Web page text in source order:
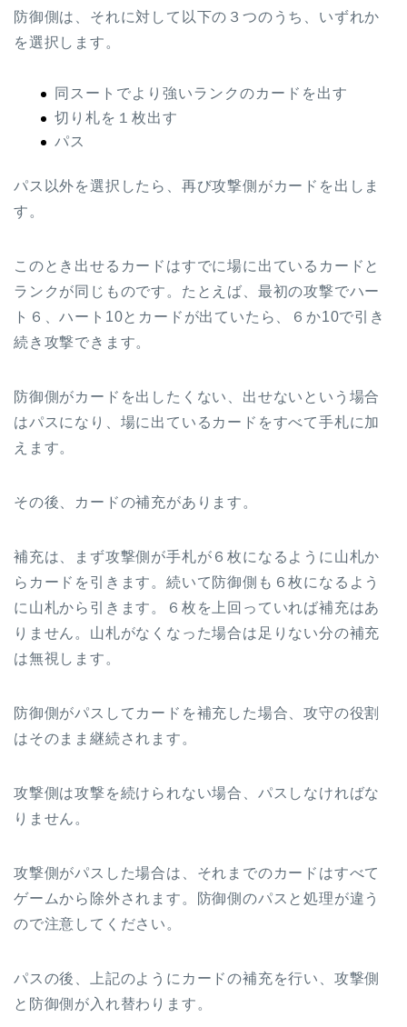
防御側は、それに対して以下の３つのうち、いずれか
を選択します。
同スートでより強いランクのカードを出す
切り札を１枚出す
パス
パス以外を選択したら、再び攻撃側がカードを出しま
す。
このとき出せるカードはすでに場に出ているカードと
ランクが同じものです。たとえば、最初の攻撃でハー
ト６、ハート10とカードが出ていたら、６か10で引き
続き攻撃できます。
防御側がカードを出したくない、出せないという場合
はパスになり、場に出ているカードをすべて手札に加
えます。
その後、カードの補充があります。
補充は、まず攻撃側が手札が６枚になるように山札か
らカードを引きます。続いて防御側も６枚になるよう
に山札から引きます。６枚を上回っていれば補充はあ
りません。山札がなくなった場合は足りない分の補充
は無視します。
防御側がパスしてカードを補充した場合、攻守の役割
はそのまま継続されます。
攻撃側は攻撃を続けられない場合、パスしなければな
りません。
攻撃側がパスした場合は、それまでのカードはすべて
ゲームから除外されます。防御側のパスと処理が違う
ので注意してください。
パスの後、上記のようにカードの補充を行い、攻撃側
と防御側が入れ替わります。